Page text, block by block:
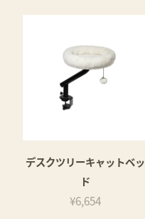
デスクツリーキャットベッ
ド
¥6,654